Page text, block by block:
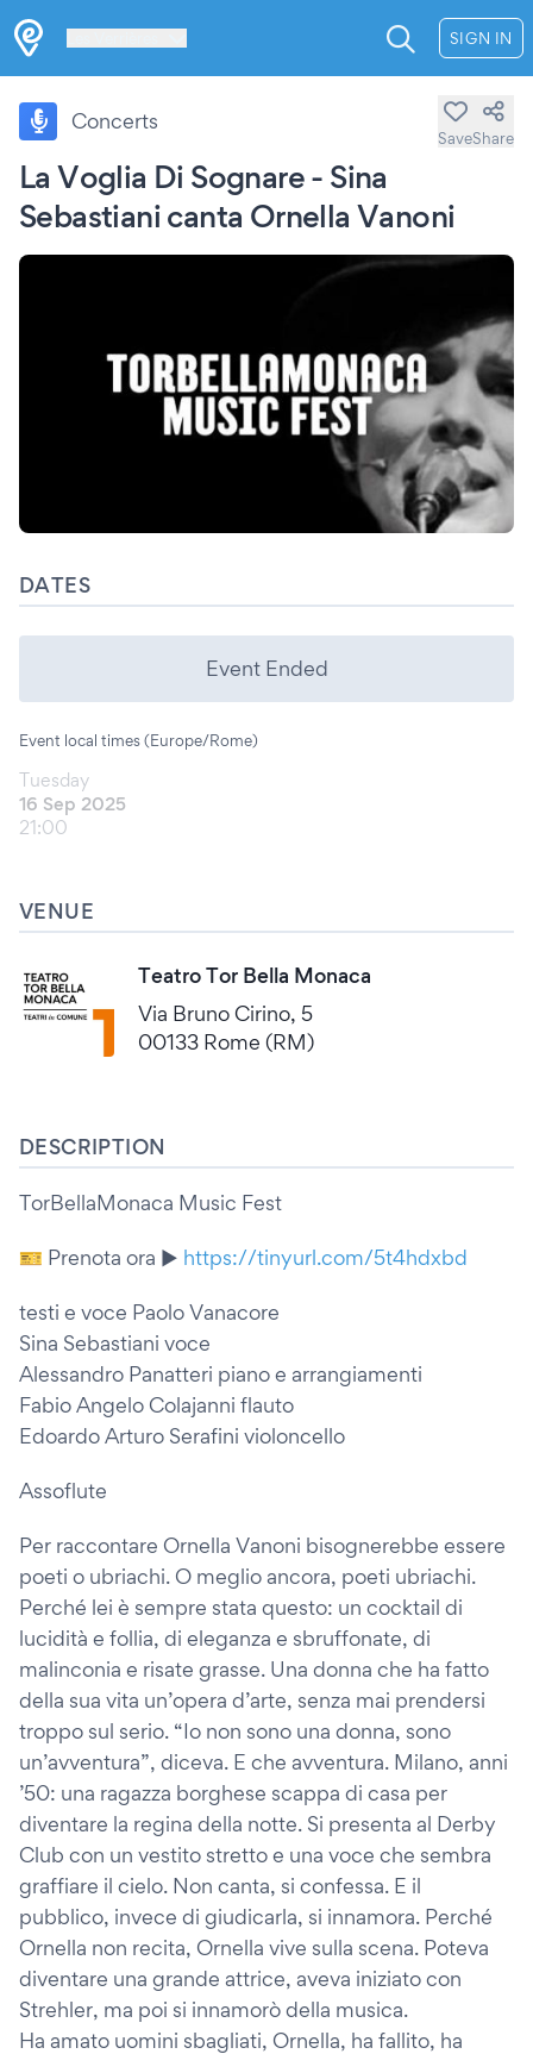
SIGN IN
La Voglia Di Sognare - Sina
Sebastiani canta Ornella Vanoni
Concerts
SaveShare
DATES
Event Ended
Event local times (Europe/Rome)
Tuesday
16 Sep 2025
21:00
VENUE
Teatro Tor Bella Monaca
Via Bruno Cirino, 5
00133 Rome (RM)
DESCRIPTION
TorBellaMonaca Music Fest
🎫 Prenota ora ► https://tinyurl.com/5t4hdxbd
testi e voce Paolo Vanacore
Sina Sebastiani voce
Alessandro Panatteri piano e arrangiamenti
Fabio Angelo Colajanni flauto
Edoardo Arturo Serafini violoncello
Assoflute
Per raccontare Ornella Vanoni bisognerebbe essere
poeti o ubriachi. O meglio ancora, poeti ubriachi.
Perché lei è sempre stata questo: un cocktail di
lucidità e follia, di eleganza e sbruffonate, di
malinconia e risate grasse. Una donna che ha fatto
della sua vita un’opera d’arte, senza mai prendersi
troppo sul serio. “Io non sono una donna, sono
un’avventura”, diceva. E che avventura. Milano, anni
’50: una ragazza borghese scappa di casa per
diventare la regina della notte. Si presenta al Derby
Club con un vestito stretto e una voce che sembra
graffiare il cielo. Non canta, si confessa. E il
pubblico, invece di giudicarla, si innamora. Perché
Ornella non recita, Ornella vive sulla scena. Poteva
diventare una grande attrice, aveva iniziato con
Strehler, ma poi si innamorò della musica.
Ha amato uomini sbagliati, Ornella, ha fallito, ha